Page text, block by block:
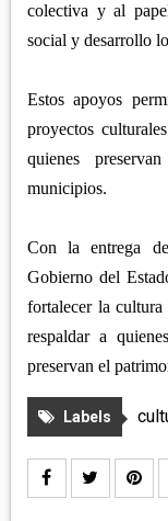
colectiva y al
social y desarrollo
Estos apoyos
proyectos
quienes
municipios.
Con la entrega
Gobierno del
fortalecer la
respaldar a
preservan el
Labels